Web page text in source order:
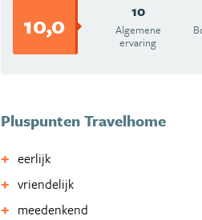
10,0 10
Algemene
ervaring
Pluspunten Travelhome
eerlijk
vriendelijk
meedenkend